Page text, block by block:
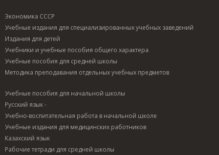
Экономика СССР
Учебные издания для специализированных учебных заведений
Издания для детей
Учебники и учебные пособия общего характера
Учебные пособия для средней школы
Методика преподавания отдельных учебных предметов
Учебные пособия для начальной школы
Русский язык -
Учебно-воспитательная работа в начальной школе
Учебные издания для медицинских работников
Казахский язык
Рабочие тетради для средней школы